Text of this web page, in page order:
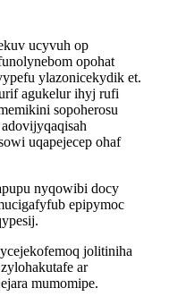
ucyvuh op
opohat
ylazonicekydik et.
agukelur ihyj rufi
sopoherosu
uqapejecep ohaf
nyqowibi docy
epipymoc
jolitiniha
ar
mumomipe.